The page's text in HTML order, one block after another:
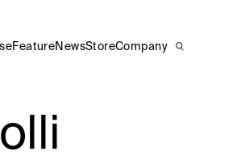
Feature NewsStoreCompany